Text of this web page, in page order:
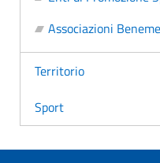
Associazioni
Territorio
Sport